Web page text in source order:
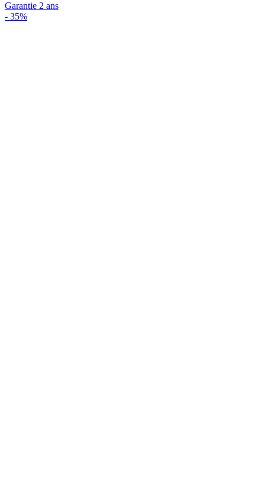
Garantie 2 ans
- 35%